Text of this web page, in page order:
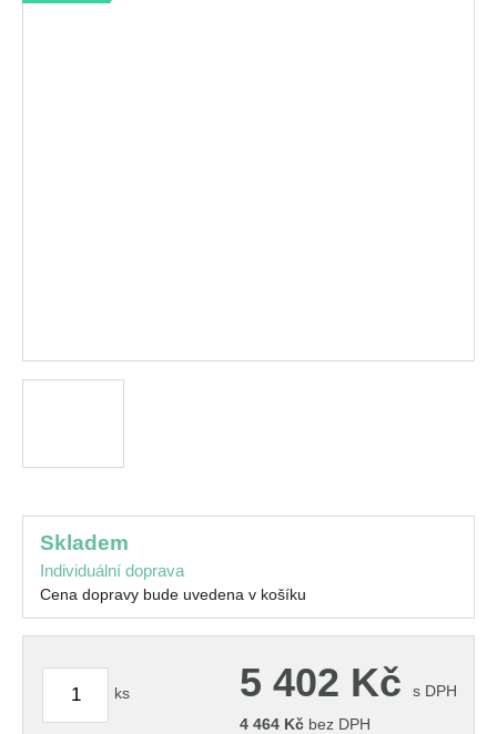
skladem
Individuální doprava
Cena dopravy bude uvedena v košíku
ks 5 402 Kč
s DPH
4 464 Kč bez DPH